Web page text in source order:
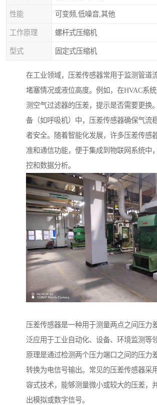
性能 可变频,低噪音,其他
工作原理 螺杆式压缩机
型式 固定式压缩机
在工业领域，压差传感器常用于监测管道
堵塞情况或液位高度。例如，在HVAC系
测空气过滤器的压差，提示是否需要更换
备（如呼吸机）中，压差传感器确保气流
者安全。随着智能化发展，许多压差传感
准和通信功能，便于集成到物联网系统中
控和数据分析。
压差传感器是一种用于测量两点之间压力
泛应用于工业自动化、设备、环境监测等
原理是通过检测两个压力端口之间的压力
转换为电信号输出。常见的压差传感器采
容式技术，能够测量微小或较大的压差，
出模拟或数字信号。